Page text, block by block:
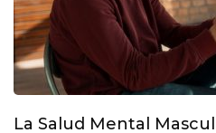
La Salud Mental